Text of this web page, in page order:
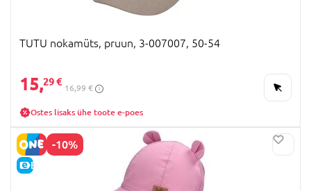
TUTU nokamüts, pruun, 3-007007, 50-54
15,29 €
16,99 €
Ostes lisaks ühe toote e-poes
-10%
E-HIND